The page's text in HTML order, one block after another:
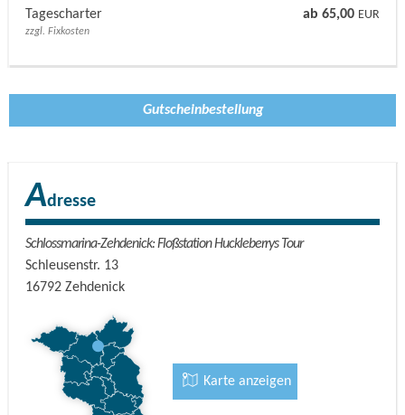
Tagescharter ab 65,00 EUR
zzgl. Fixkosten
Gutscheinbestellung
Adresse
Schlossmarina-Zehdenick: Floßstation Huckleberrys Tour
Schleusenstr. 13
16792 Zehdenick
Karte anzeigen